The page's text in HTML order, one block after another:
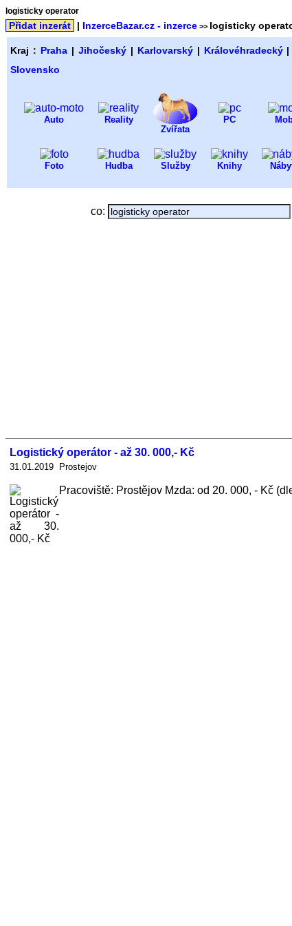
logisticky operator
Přidat inzerát | InzerceBazar.cz - inzerce >> logisticky
Kraj : Praha| Jihočeský| Karlovarský| Královéhradecký|
Slovensko
Auto
Reality
Zvířata
PC
Foto Hudba Služby Knihy
co:
Logistický operátor - až 30. 000,- Kč
31.01.2019 Prostejov
Pracoviště: Prostějov Mzda: od 20. 000, - Kč